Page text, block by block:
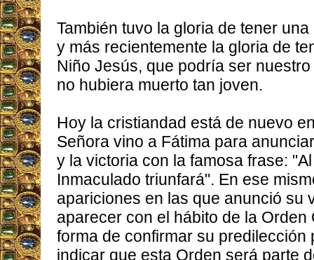
También tuvo la gloria de tener
y más recientemente la gloria de
Niño Jesús, que podría ser
no hubiera muerto tan joven.
Hoy la cristiandad está de nuevo
Señora vino a Fátima para
y la victoria con la famosa frase:
Inmaculado triunfará". En ese
apariciones en las que anunció su
aparecer con el hábito de la Orden
forma de confirmar su predilección
indicar que esta Orden será parte